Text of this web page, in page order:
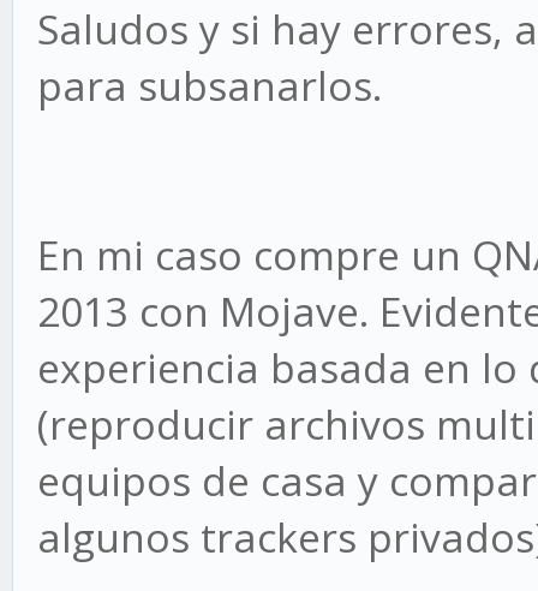
Saludos y si hay errores,
para subsanarlos.
En mi caso compre un
2013 con Mojave.
experiencia basada en lo
(reproducir archivos
equipos de casa y
algunos trackers